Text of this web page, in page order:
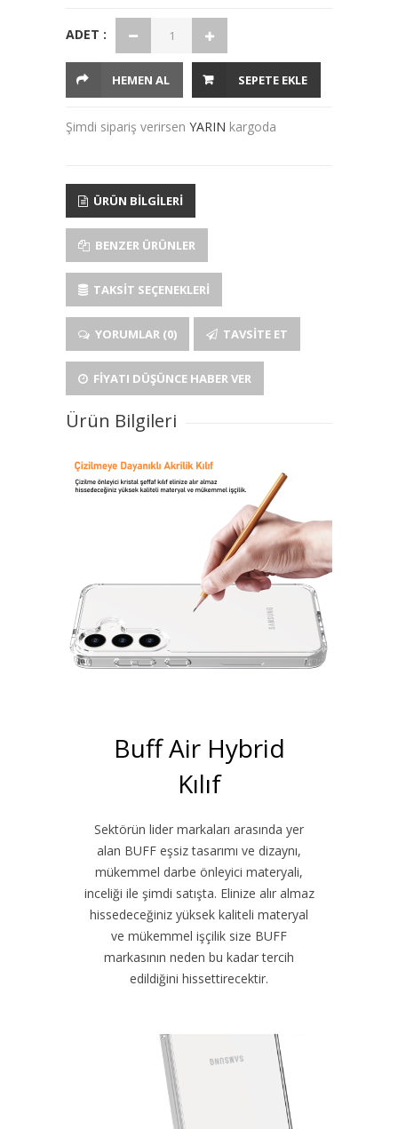
ADET :
HEMEN AL SEPETE EKLE
Şimdi sipariş verirsen YARIN kargoda
ÜRÜN BILGILERI
BENZER ÜRÜNLER
TAKSIT SEÇENEKLERI
YORUMLAR (0) TAVSITE ET
FIYATI DÜŞÜNCE HABER VER
Ürün Bilgileri
Buff Air Hybrid
Kılıf
Sektörün lider markaları arasında yer
alan BUFF eşsiz tasarımı ve dizaynı,
mükemmel darbe önleyici materyali,
inceliği ile şimdi satışta. Elinize alır almaz
hissedeceğiniz yüksek kaliteli materyal
ve mükemmel işçilik size BUFF
markasının neden bu kadar tercih
edildiğini hissettirecektir.